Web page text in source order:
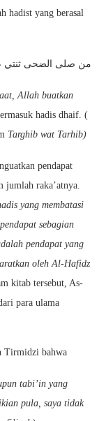
hadist yang berasal
من صلى الضحى ثنتي
Allah buatkan
hadis dhaif. (
Targhib wat Tarhib)
pendapat
jumlah raka’atnya.
yang membatasi
sebagian
pendapat yang
oleh Al-Hafidz
kitab tersebut, As-
para ulama
Tirmidzi bahwa
tabi’in yang
pula, saya tidak